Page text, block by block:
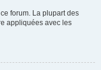
forum. La plupart des
appliquées avec les